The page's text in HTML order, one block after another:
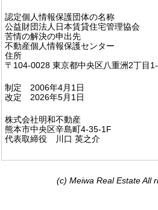
認定個人情報保護団体の名称
公益財団法人日本賃貸住宅管理協会
苦情の解決の申出先
不動産個人情報保護センター
住所
〒104-0028 東京都中央区八重洲2丁目
​​制定 2006年4月1日
改定 2026年5月1日
株式会社明和不動産
熊本市中央区辛島町4-35-1F
代表取締役 川口 英之介
(c) Meiwa Real Estate All